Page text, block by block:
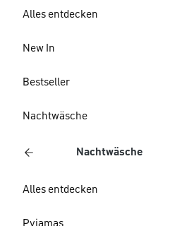
Alles entdecken
New In
Bestseller
Nachtwäsche
Nachtwäsche
Alles entdecken